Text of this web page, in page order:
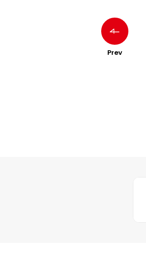
Prev